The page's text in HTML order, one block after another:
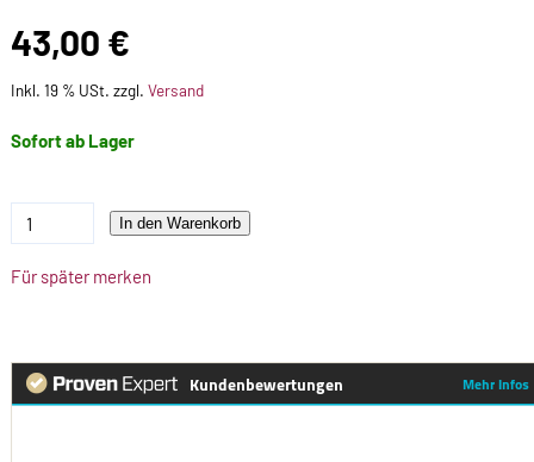
43,00 €
Inkl. 19 % USt. zzgl. Versand
Sofort ab Lager
In den Warenkorb
Für später merken